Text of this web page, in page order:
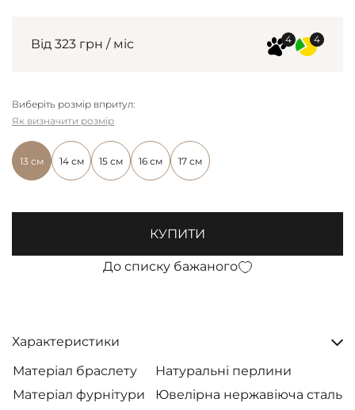
Від 323 грн / міс
Виберіть розмір впритул:
13 см 14 см 15 см 16 см 17 см
Як визначити розмір
КУПИТИ
До списку бажаного
Характеристики
Матеріал браслету
Натуральні перлини
Матеріал фурнітури
Ювелірна нержавіюча сталь